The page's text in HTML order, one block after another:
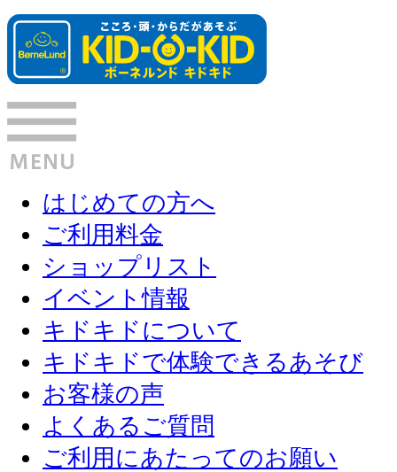
はじめての方へ
ご利用料金
ショップリスト
イベント情報
キドキドについて
キドキドで体験できるあそび
お客様の声
よくあるご質問
ご利用にあたってのお願い